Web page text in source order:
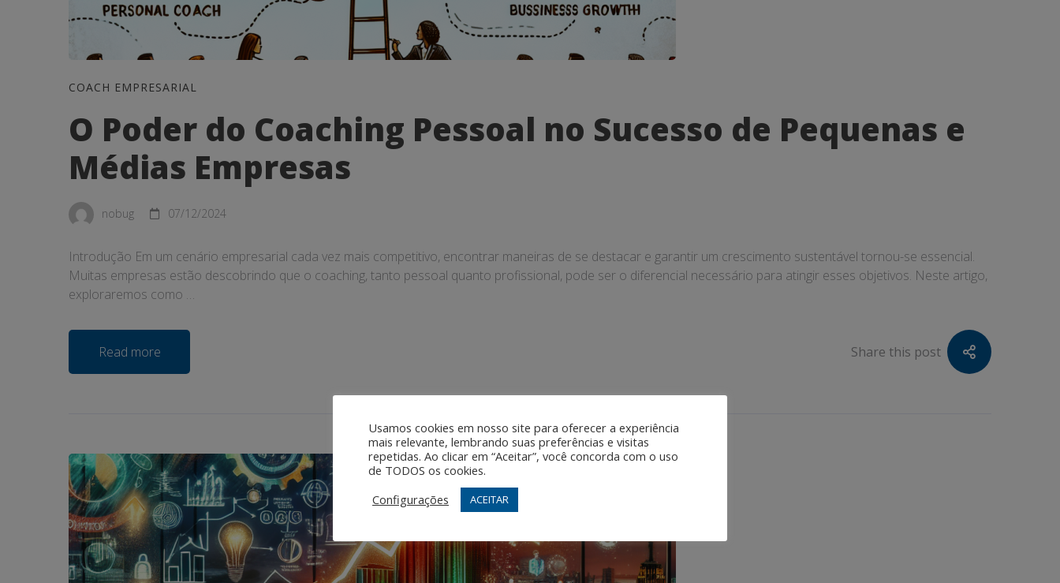
COACH EMPRESARIAL
O Poder do Coaching Pessoal no Sucesso de Pequenas e
Médias Empresas
nobug 07/12/2024
Introdução Em um cenário empresarial cada vez mais competitivo, encontrar maneiras de se destacar e garantir um crescimento sustentável tornou-se essencial.
Muitas empresas estão descobrindo que o coaching, tanto pessoal quanto profissional, pode ser o diferencial necessário para atingir esses objetivos. Neste artigo,
exploraremos como …
Read more Share this post
Usamos cookies em nosso site para oferecer a experiência
mais relevante, lembrando suas preferências e visitas
repetidas. Ao clicar em “Aceitar”, você concorda com o uso
de TODOS os cookies.
Configurações
ACEITAR